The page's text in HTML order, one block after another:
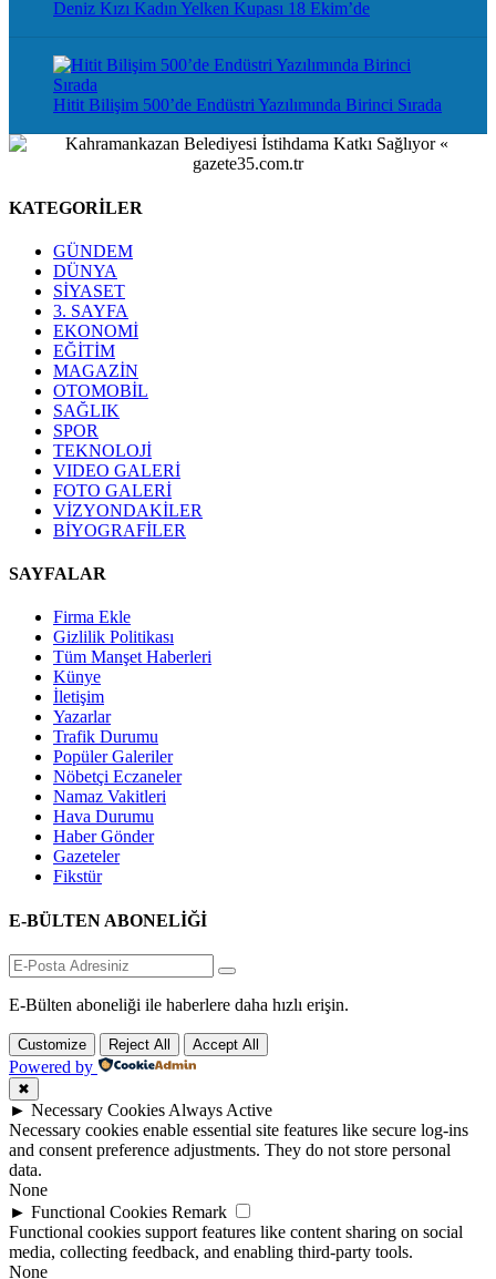
Deniz Kızı Kadın Yelken Kupası 18 Ekim’de
Hitit Bilişim 500’de Endüstri Yazılımında Birinci Sırada
KATEGORİLER
GÜNDEM
DÜNYA
SİYASET
3. SAYFA
EKONOMİ
EĞİTİM
MAGAZİN
OTOMOBİL
SAĞLIK
SPOR
TEKNOLOJİ
VIDEO GALERİ
FOTO GALERİ
VİZYONDAKİLER
BİYOGRAFİLER
SAYFALAR
Firma Ekle
Gizlilik Politikası
Tüm Manşet Haberleri
Künye
İletişim
Yazarlar
Trafik Durumu
Popüler Galeriler
Nöbetçi Eczaneler
Namaz Vakitleri
Hava Durumu
Haber Gönder
Gazeteler
Fikstür
E-BÜLTEN ABONELİĞİ
E-Bülten aboneliği ile haberlere daha hızlı erişin.
Customize Reject All Accept All
Powered by
✖
► Necessary Cookies Always Active
Necessary cookies enable essential site features like secure log-ins
and consent preference adjustments. They do not store personal
data.
None
► Functional Cookies Remark
Functional cookies support features like content sharing on social
media, collecting feedback, and enabling third-party tools.
None